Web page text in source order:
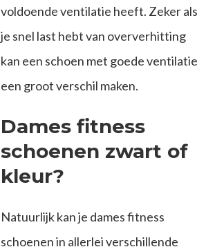
voldoende ventilatie heeft. Zeker als
je snel last hebt van oververhitting
kan een schoen met goede ventilatie
een groot verschil maken.
Dames fitness
schoenen zwart of
kleur?
Natuurlijk kan je dames fitness
schoenen in allerlei verschillende